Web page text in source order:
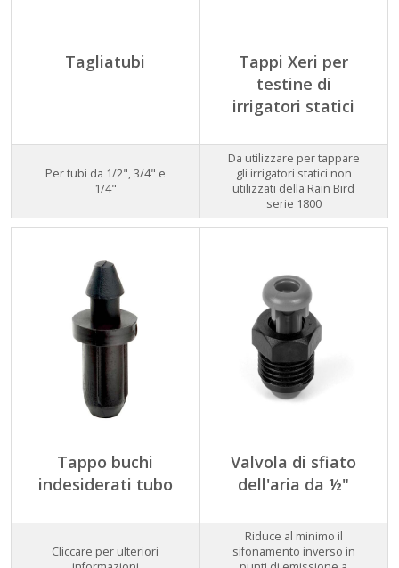
Tagliatubi
Per tubi da 1/2", 3/4" e
1/4"
Tappi Xeri per
testine di
irrigatori statici
Da utilizzare per tappare
gli irrigatori statici non
utilizzati della Rain Bird
serie 1800
Tappo buchi
indesiderati tubo
Cliccare per ulteriori
Valvola di sfiato
dell'aria da ½"
Riduce al minimo il
sifonamento inverso in